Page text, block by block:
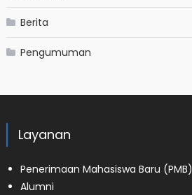
Berita
Pengumuman
Layanan
Penerimaan Mahasiswa Baru (PMB)
Alumni